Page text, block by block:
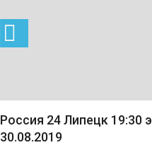
Россия 24 Липецк 19:30
30.08.2019